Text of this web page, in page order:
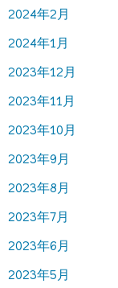
2024年2月
2024年1月
2023年12月
2023年11月
2023年10月
2023年9月
2023年8月
2023年7月
2023年6月
2023年5月